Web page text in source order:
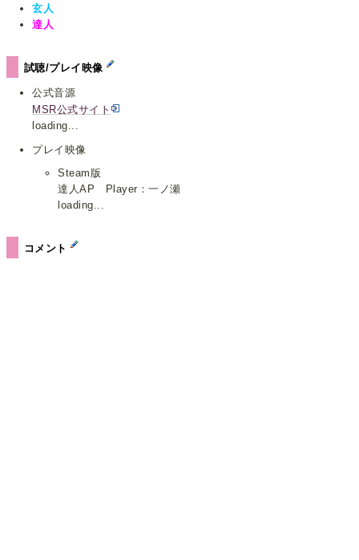
玄人
達人
試聴/プレイ映像
公式音源
MSR公式サイト
loading...
プレイ映像
Steam版
達人AP Player：一ノ瀬
loading...
コメント